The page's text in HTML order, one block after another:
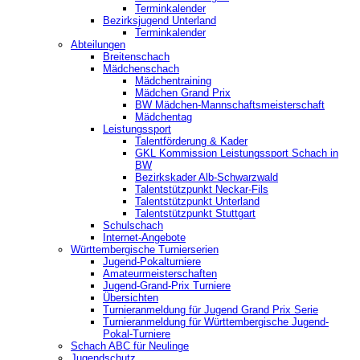
Terminkalender
Bezirksjugend Unterland
Terminkalender
Abteilungen
Breitenschach
Mädchenschach
Mädchentraining
Mädchen Grand Prix
BW Mädchen-Mannschaftsmeisterschaft
Mädchentag
Leistungssport
Talentförderung & Kader
GKL Kommission Leistungssport Schach in
BW
Bezirkskader Alb-Schwarzwald
Talentstützpunkt Neckar-Fils
Talentstützpunkt Unterland
Talentstützpunkt Stuttgart
Schulschach
Internet-Angebote
Württembergische Turnierserien
Jugend-Pokalturniere
Amateurmeisterschaften
Jugend-Grand-Prix Turniere
Übersichten
Turnieranmeldung für Jugend Grand Prix Serie
Turnieranmeldung für Württembergische Jugend-
Pokal-Turniere
Schach ABC für Neulinge